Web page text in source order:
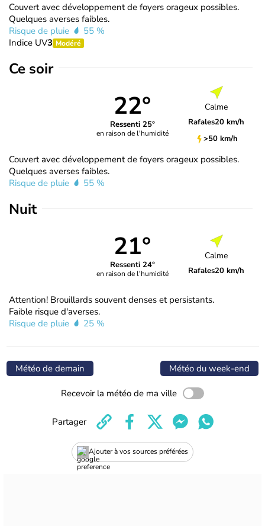
Couvert avec développement de foyers orageux possibles.
Quelques averses faibles.
Risque de pluie
55 %
Indice UV3 Modéré
Ce soir
22°
Ressenti 25°
en raison de l'humidité
Calme
Rafales20 km/h
>50 km/h
Couvert avec développement de foyers orageux possibles.
Quelques averses faibles.
Risque de pluie
55 %
Nuit
21°
Ressenti 24°
en raison de l'humidité
Calme
Rafales20 km/h
Attention! Brouillards souvent denses et persistants.
Faible risque d'averses.
Risque de pluie
25 %
Météo de demain Météo du week-end
Recevoir la météo de ma ville
Ajouter à vos sources préférées
Partager